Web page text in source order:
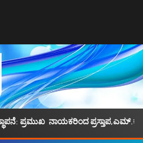
ನಾಯಕರಿಂದ ಪ್ರಸ್ತಾಪ,ಎಮ್.ಕೆ.ಫೈಝಿ ನೇತೃತ್ವ.